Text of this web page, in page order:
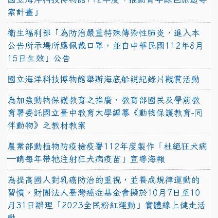
案計畫」
衛生福利部「為防治嚴重特殊傳染性肺炎，進入本
公告所示場所應佩戴口罩，並自中華民國112年8月
15日生效」公告
國立海洋科技博物館舉辦海底船說紀錄片觀賞活動
為加強動物保護教育之推廣，教育部國民及學前教
育署委託國立臺中教育大學編纂《動物保護教育-同
伴動物》之教材教案
農業部動植物防疫檢疫署112年度製作「杜絕狂犬病
—請每年帶牠注射狂犬病疫苗」宣導海報
為提高國人對乳癌防治的重視，並養成規律運動的
習慣，財團法人臺灣癌症基金會擬於10月7日至10
月31日辦理「2023全民粉紅運動」實體線上健走活